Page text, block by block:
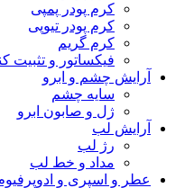
کرم پودر پمپی
کرم پودر تیوپی
کرم گریم
فیکساتور و تثبیت
آرایش چشم و ابرو
سایه چشم
ژل و صابون ابرو
آرایش لب
رژ لب
مداد و خط لب
عطر و اسپری و